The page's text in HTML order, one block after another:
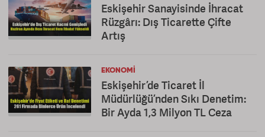
Eskişehir Sanayisinde İhracat
Rüzgârı: Dış Ticarette Çifte
Artış
EKONOMI
Eskişehir’de Ticaret İl
Müdürlüğü’nden Sıkı Denetim:
Bir Ayda 1,3 Milyon TL Ceza